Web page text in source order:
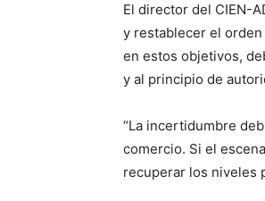
El director del CIEN-
y restablecer el
en estos objetivos,
y al principio de
“La incertidumbre
comercio. Si el
recuperar los niveles